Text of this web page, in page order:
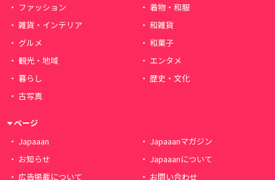
ファッション
着物・和服
雑貨・インテリア
和雑貨
グルメ
和菓子
観光・地域
エンタメ
暮らし
歴史・文化
古写真
ページ
Japaaan
Japaaanマガジン
お知らせ
Japaaanについて
広告掲載について
お問い合わせ